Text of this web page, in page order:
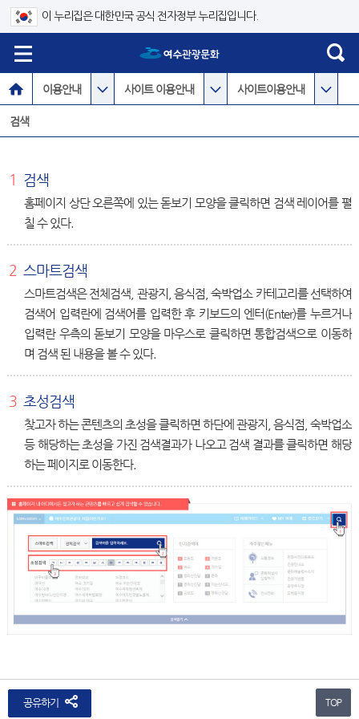
이 누리집은 대한민국 공식 전자정부 누리집입니다.
이용안내 사이트 이용안내 사이트이용안내
검색
1 검색
홈페이지 상단 오른쪽에 있는 돋보기 모양을 클릭하면 검색 레이어를 펼
칠 수 있다.
2 스마트검색
스마트검색은 전체검색, 관광지, 음식점, 숙박업소 카테고리를 선택하여
검색어 입력란에 검색어를 입력한 후 키보드의 엔터(Enter)를 누르거나
입력란 우측의 돋보기 모양을 마우스로 클릭하면 통합검색으로 이동하
며 검색 된 내용을 볼 수 있다.
3 초성검색
찾고자 하는 콘텐츠의 초성을 클릭하면 하단에 관광지, 음식점, 숙박업소
등 해당하는 초성을 가진 검색결과가 나오고 검색 결과를 클릭하면 해당
하는 페이지로 이동한다.
공유하기 TOP